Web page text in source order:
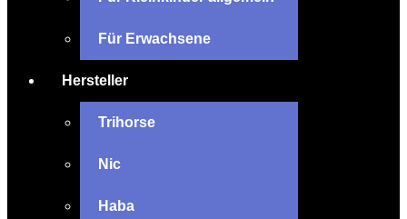
Für Erwachsene
Hersteller
Trihorse
Nic
Haba